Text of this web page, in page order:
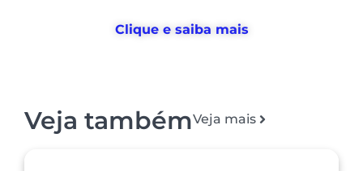
Clique e saiba mais
Veja tambémVeja mais